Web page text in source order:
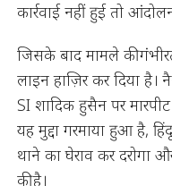
कार्रवाई नहीं हुई तो
जिसके बाद मामले की
लाइन हाज़िर कर दिया
SI शादिक हुसैन पर
यह मुद्दा गरमाया हुआ है,
थाने का घेराव कर दरोगा
की है।